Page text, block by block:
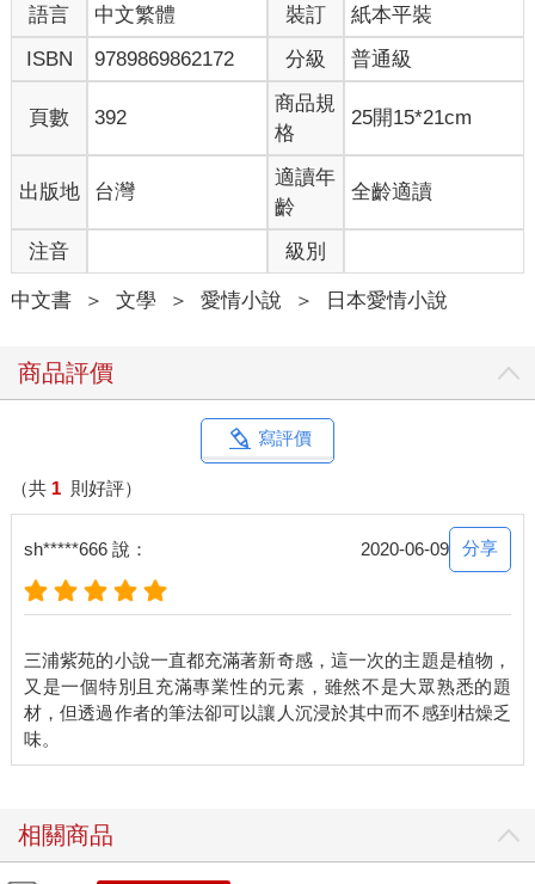
當天就立刻發揮作用。
午餐時間，那個穿黑西裝的陰沉男人獨自上門，悠悠地點了咖哩
飯。雖然身材瘦削吃的卻是特大盤。他一粒米也不剩地吃光咖哩
飯後，就像英國貴族喝紅茶那樣優雅品嘗餐後咖啡。
藤丸一邊忙著招呼客人與烹調，一邊觀察男人。大部分客人都在
與午休剩下的時間賽跑，店內稍有怠慢就會擦槍走火，唯獨男人
的周遭瀰漫沉靜的氛圍，有點像植物。
當然，沒有植物會吃特大盤咖哩飯。看到剛來的客人在店門前等
待，藤丸不動聲色地從男人桌上收走用完的餐盤。男人似乎這才
發現店裡生意忙碌。大夢初醒的地嚇了一跳，慌忙喝光咖啡站起
來。
藤丸把手裡的托盤放到廚房吧台上，走向收銀台替男人結帳。
頭，戴著細銀框眼鏡。外表看起來分明就寫著「正經」。但無論
是每次穿的那身殺手黑西裝，還是剪得很短很整齊卻不知怎地沾
該不會是剛剛殺了什麼人埋進土裡吧？藤丸越發仔細觀察眼前的
男人。男人淡定地從夏季西裝的胸前口袋掏出一張千圓鈔票。鈔
票有點皺。此人看似小心翼翼，卻不用皮夾嗎？藤丸遞上找的零
錢，男人一邊收下一邊說：
「你們送外賣嗎？」
雖在店裡見過多次，但這還是男人頭一次主動對藤丸說話。男人
的視線，射向藤丸身後牆上的海報。
「對。不過是騎腳踏車，所以不能送太遠。」
男人拍拍全身的口袋，最後從長褲的左後方口袋取出一張名片。
「說不定會跟你們叫外賣。到時候請送到這裡。」
男人說著，把名片交給藤丸。名片的邊角有點髒。藤丸心想，這
人連名片夾也不用啊。
T大學 理學研究系所 生物科學組（理學院B棟 361號室）
語言 中文繁體 裝訂
紙本平裝
ISBN
9789869862172 分級 普通級
頁數 392
商品規
格
25開15*21cm
出版地 台灣
適讀年
齡
全齡適讀
注音 級別
中文書 ＞ 文學 ＞ 愛情小說 ＞ 日本愛情小說
商品評價
寫評價
（共 1 則好評）
sh*****666 說： 2020-06-09 分享
三浦紫苑的小說一直都充滿著新奇感，這一次的主題是植物，
又是一個特別且充滿專業性的元素，雖然不是大眾熟悉的題
材，但透過作者的筆法卻可以讓人沉浸於其中而不感到枯燥乏
相關商品